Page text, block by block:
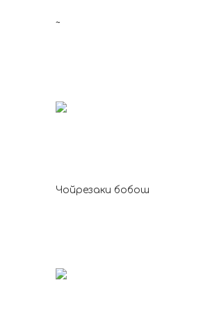
~
Чойрезаки бобош